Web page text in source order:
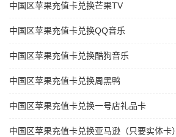
中国区苹果充值卡兑换芒果TV
中国区苹果充值卡兑换QQ音乐
中国区苹果充值卡兑换酷狗音乐
中国区苹果充值卡兑换周黑鸭
中国区苹果充值卡兑换一号店礼品卡
中国区苹果充值卡兑换亚马逊（只要实体卡）